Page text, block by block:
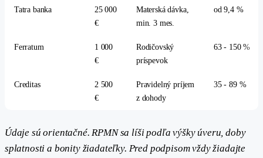
Tatra banka
25 000
€
Materská dávka,
min. 3 mes.
od 9,4 %
Ferratum
1 000
€
Rodičovský
príspevok
63 - 150 %
Creditas
2 500
€
Pravidelný príjem
z dohody
35 - 89 %
Údaje sú orientačné. RPMN sa líši podľa výšky úveru, doby
splatnosti a bonity žiadateľky. Pred podpisom vždy žiadajte